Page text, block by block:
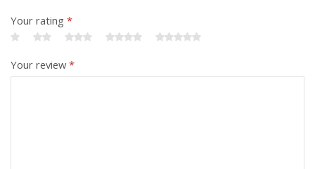
Your rating *
Your review*